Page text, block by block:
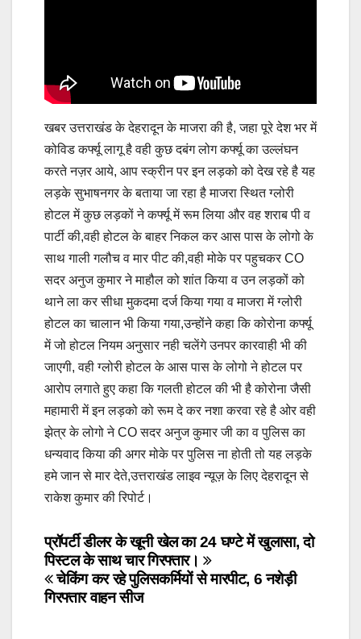
खबर उत्तराखंड के देहरादून के माजरा की है, जहा पूरे देश भर में
कोविड कर्फ्यू लागू है वही कुछ दबंग लोग कर्फ्यू का उल्लंघन
करते नज़र आये, आप स्क्रीन पर इन लड़को को देख रहे है यह
लड़के सुभाषनगर के बताया जा रहा है माजरा स्थित ग्लोरी
होटल में कुछ लड़कों ने कर्फ्यू में रूम लिया और वह शराब पी व
पार्टी की,वही होटल के बाहर निकल कर आस पास के लोगो के
साथ गाली गलौच व मार पीट की,वही मोके पर पहुचकर CO
सदर अनुज कुमार ने माहौल को शांत किया व उन लड़कों को
थाने ला कर सीधा मुकदमा दर्ज किया गया व माजरा में ग्लोरी
होटल का चालान भी किया गया,उन्होंने कहा कि कोरोना कर्फ्यू
में जो होटल नियम अनुसार नही चलेंगे उनपर कारवाही भी की
जाएगी, वही ग्लोरी होटल के आस पास के लोगो ने होटल पर
आरोप लगाते हुए कहा कि गलती होटल की भी है कोरोना जैसी
महामारी में इन लड़को को रूम दे कर नशा करवा रहे है ओर वही
झेत्र के लोगो ने CO सदर अनुज कुमार जी का व पुलिस का
धन्यवाद किया की अगर मोके पर पुलिस ना होती तो यह लड़के
हमे जान से मार देते,उत्तराखंड लाइव न्यूज़ के लिए देहरादून से
राकेश कुमार की रिपोर्ट।
Post
navigation
प्रॉपर्टी डीलर के खूनी खेल का 24 घण्टे में खुलासा, दो
पिस्टल के साथ चार गिरफ्तार।
चेकिंग कर रहे पुलिसकर्मियों से मारपीट, 6 नशेड़ी
गिरफ्तार वाहन सीज